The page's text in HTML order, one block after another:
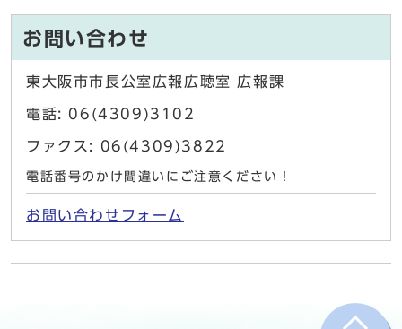
お問い合わせ
東大阪市市長公室広報広聴室 広報課
電話: 06(4309)3102
ファクス: 06(4309)3822
電話番号のかけ間違いにご注意ください！
お問い合わせフォーム